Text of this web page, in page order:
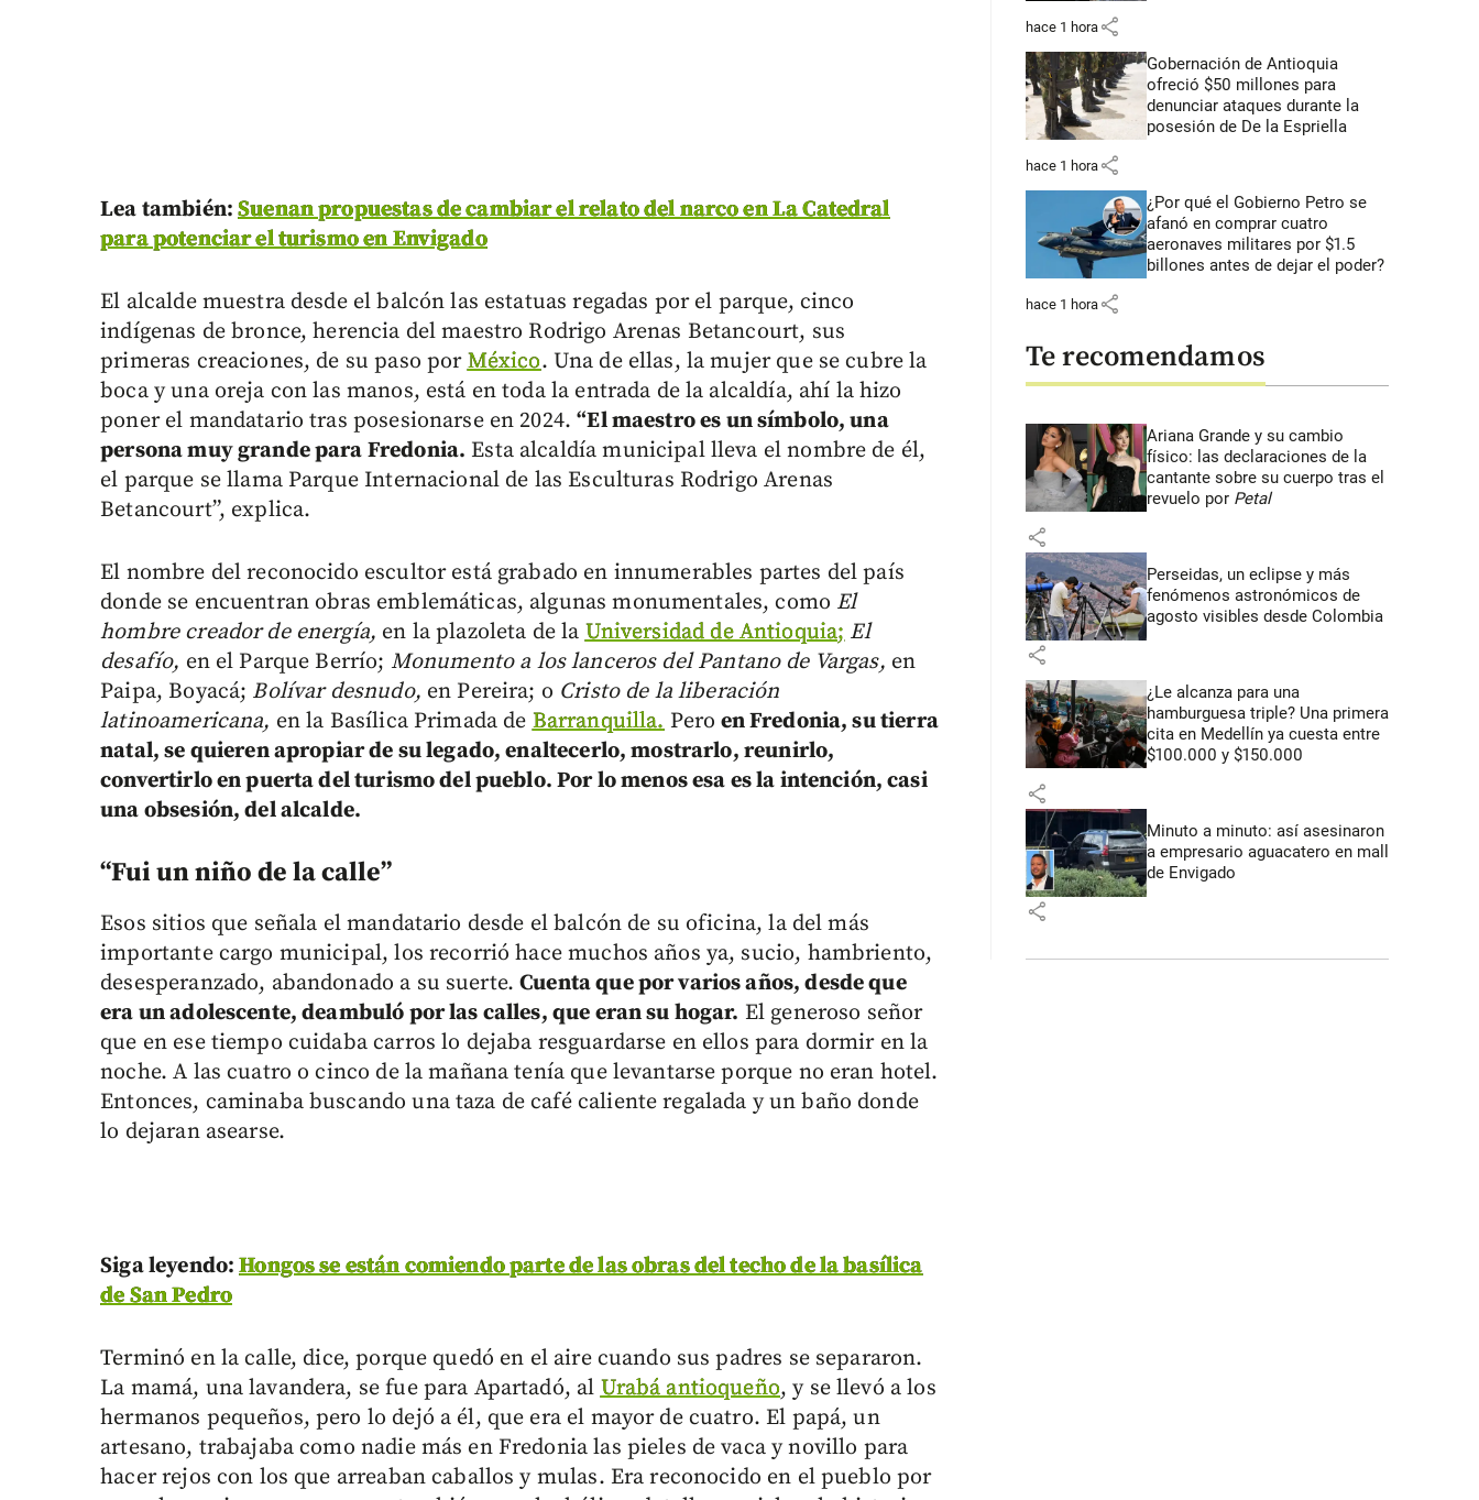
Lea también:Suenan propuestas de cambiar el relato del narco en La Catedral
para potenciar el turismo en Envigado
El alcalde muestra desde el balcón las estatuas regadas por el parque, cinco
indígenas de bronce, herencia del maestro Rodrigo Arenas Betancourt, sus
primeras creaciones, de su paso porMéxico. Una de ellas, la mujer que se cubre la
boca y una oreja con las manos, está en toda la entrada de la alcaldía, ahí la hizo
poner el mandatario tras posesionarse en 2024.“El maestro es un símbolo, una
persona muy grande para Fredonia. Esta alcaldía municipal lleva el nombre de él,
el parque se llama Parque Internacional de las Esculturas Rodrigo Arenas
Betancourt”, explica.
El nombre del reconocido escultor está grabado en innumerables partes del país
donde se encuentran obras emblemáticas, algunas monumentales, como El
hombre creador de energía, en la plazoleta de laUniversidad de Antioquia; El
desafío, en el Parque Berrío; Monumento a los lanceros del Pantano de Vargas, en
Paipa, Boyacá; Bolívar desnudo, en Pereira; o Cristo de la liberación
latinoamericana, en la Basílica Primada deBarranquilla.Pero en Fredonia, su tierra
natal, se quieren apropiar de su legado, enaltecerlo, mostrarlo, reunirlo,
convertirlo en puerta del turismo del pueblo. Por lo menos esa es la intención, casi
una obsesión, del alcalde.
“Fui un niño de la calle”
Esos sitios que señala el mandatario desde el balcón de su oficina, la del más
importante cargo municipal, los recorrió hace muchos años ya, sucio, hambriento,
desesperanzado, abandonado a su suerte.Cuenta que por varios años, desde que
era un adolescente, deambuló por las calles, que eran su hogar. El generoso señor
que en ese tiempo cuidaba carros lo dejaba resguardarse en ellos para dormir en la
noche. A las cuatro o cinco de la mañana tenía que levantarse porque no eran hotel.
Entonces, caminaba buscando una taza de café caliente regalada y un baño donde
lo dejaran asearse.
Siga leyendo:Hongos se están comiendo parte de las obras del techo de la basílica
de San Pedro
Terminó en la calle, dice, porque quedó en el aire cuando sus padres se separaron.
La mamá, una lavandera, se fue para Apartadó, alUrabá antioqueño, y se llevó a los
hermanos pequeños, pero lo dejó a él, que era el mayor de cuatro. El papá, un
artesano, trabajaba como nadie más en Fredonia las pieles de vaca y novillo para
hacer rejos con los que arreaban caballos y mulas. Era reconocido en el pueblo por
hace 1 hora share
Gobernación de Antioquia
ofreció $50 millones para
denunciar ataques durante la
posesión de De la Espriella
hace 1 hora share
¿Por qué el Gobierno Petro se
afanó en comprar cuatro
aeronaves militares por $1.5
billones antes de dejar el poder?
hace 1 hora share
Te recomendamos
Ariana Grande y su cambio
físico: las declaraciones de la
cantante sobre su cuerpo tras el
revuelo por Petal
share
Perseidas, un eclipse y más
fenómenos astronómicos de
agosto visibles desde Colombia
share
¿Le alcanza para una
hamburguesa triple? Una primera
cita en Medellín ya cuesta entre
$100.000 y $150.000
share
Minuto a minuto: así asesinaron
a empresario aguacatero en mall
de Envigado
share